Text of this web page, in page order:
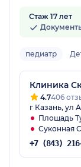
Стаж 17 лет
педиатр
Клиника
4.7406
г Казань, ул
Площадь
Суконная